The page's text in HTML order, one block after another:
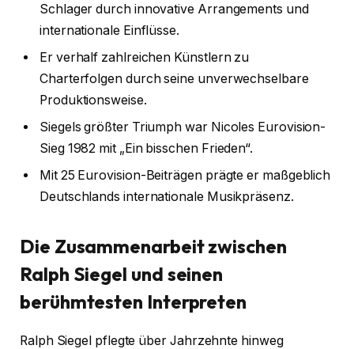
Schlager durch innovative Arrangements und
internationale Einflüsse.
Er verhalf zahlreichen Künstlern zu
Charterfolgen durch seine unverwechselbare
Produktionsweise.
Siegels größter Triumph war Nicoles Eurovision-
Sieg 1982 mit „Ein bisschen Frieden“.
Mit 25 Eurovision-Beiträgen prägte er maßgeblich
Deutschlands internationale Musikpräsenz.
Die Zusammenarbeit zwischen
Ralph Siegel und seinen
berühmtesten Interpreten
Ralph Siegel pflegte über Jahrzehnte hinweg